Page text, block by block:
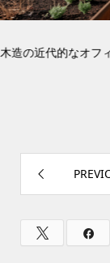
木造の近代的なオフ